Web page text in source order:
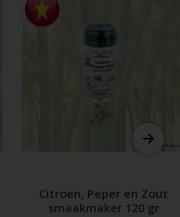
Citroen, Peper en Zout
smaakmaker 120 gr